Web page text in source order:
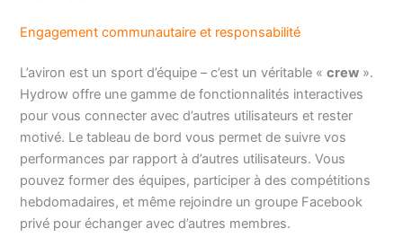
Engagement communautaire et responsabilité
L’aviron est un sport d’équipe – c’est un véritable «crew ».
Hydrow offre une gamme de fonctionnalités interactives
pour vous connecter avec d’autres utilisateurs et rester
motivé. Le tableau de bord vous permet de suivre vos
performances par rapport à d’autres utilisateurs. Vous
pouvez former des équipes, participer à des compétitions
hebdomadaires, et même rejoindre un groupe Facebook
privé pour échanger avec d’autres membres.